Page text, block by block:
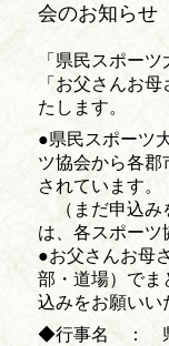
会のお知らせ
「県民スポー
「お父さんお
たします。
●県民スポーツ
ツ協会から各郡
されています。
（まだ申込み
は、各スポーツ
●お父さんお母
部・道場）でま
込みをお願いい
◆行事名 ： 県